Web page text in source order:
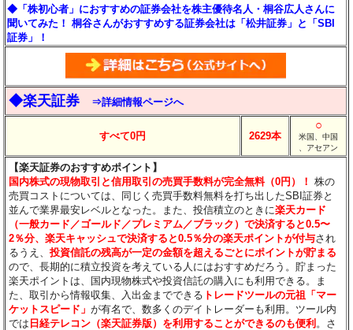
◆「株初心者」におすすめの証券会社を株主優待名人・桐谷広人さんに
聞いてみた！ 桐谷さんがおすすめする証券会社は「松井証券」と「SBI
証券」！
◆楽天証券 ⇒詳細情報ページへ
すべて0円 2629本
○
米国、中国
、アセアン
【楽天証券のおすすめポイント】
国内株式の現物取引と信用取引の売買手数料が完全無料（0円）！ 株の
売買コストについては、同じく売買手数料無料を打ち出したSBI証券と
並んで業界最安レベルとなった。また、投信積立のときに楽天カード
（一般カード／ゴールド／プレミアム／ブラック）で決済すると0.5〜
2％分、楽天キャッシュで決済すると0.5％分の楽天ポイントが付与され
るうえ、投資信託の残高が一定の金額を超えるごとにポイントが貯まる
ので、長期的に積立投資を考えている人にはおすすめだろう。貯まった
楽天ポイントは、国内現物株式や投資信託の購入にも利用できる。ま
た、取引から情報収集、入出金までできる トレードツールの元祖「マー
ケットスピード」が有名で、数多くのデイトレーダーも利用。ツール内
では 日経テレコン（楽天証券版）を利用することができるのも便利 。さ